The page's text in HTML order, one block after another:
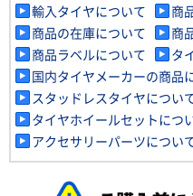
輸入タイヤについて
商
商品の在庫について
商
商品ラベルについて
タ
国内タイヤメーカーの商品
スタッドレスタイヤについ
タイヤホイールセットにつ
アクセサリーパーツについ